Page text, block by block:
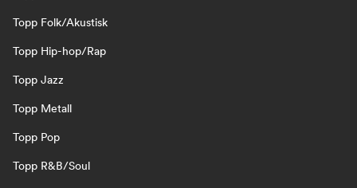
Topp Folk/Akustisk
Topp Hip-hop/Rap
Topp Jazz
Topp Metall
Topp Pop
Topp R&B/Soul